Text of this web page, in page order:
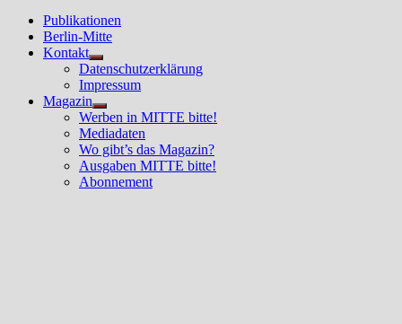
Publikationen
Berlin-Mitte
Kontakt
Untermenü
anzeigen
Datenschutzerklärung
Impressum
Magazin
Untermenü
anzeigen
Werben in MITTE bitte!
Mediadaten
Wo gibt’s das Magazin?
Ausgaben MITTE bitte!
Abonnement